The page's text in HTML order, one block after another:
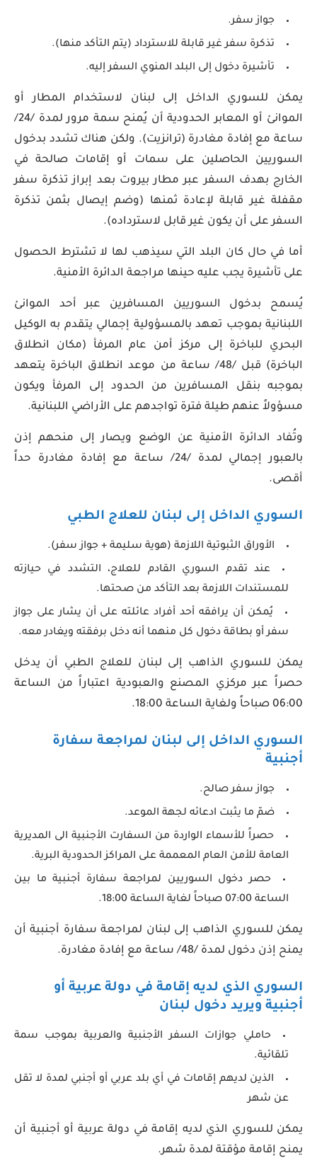
جواز سفر.
تذكرة سفر غير قابلة للاسترداد (يتم التأكد منها).
تأشيرة دخول إلى البلد المنوي السفر إليه.
يمكن للسوري الداخل إلى لبنان لاستخدام المطار أو
الموانئ أو المعابر الحدودية أن يُمنح سمة مرور لمدة /24/
ساعة مع إفادة مغادرة (ترانزيت). ولكن هناك تشدد بدخول
السوريين الحاصلين على سمات أو إقامات صالحة في
الخارج بهدف السفر عبر مطار بيروت بعد إبراز تذكرة سفر
مقفلة غير قابلة لإعادة ثمنها (وضم إيصال بثمن تذكرة
السفر على أن يكون غير قابل لاسترداده).
أما في حال كان البلد التي سيذهب لها لا تشترط الحصول
على تأشيرة يجب عليه حينها مراجعة الدائرة الأمنية.
يُسمح بدخول السوريين المسافرين عبر أحد الموانئ
اللبنانية بموجب تعهد بالمسؤولية إجمالي يتقدم به الوكيل
البحري للباخرة إلى مركز أمن عام المرفأ (مكان انطلاق
الباخرة) قبل /48/ ساعة من موعد انطلاق الباخرة يتعهد
بموجبه بنقل المسافرين من الحدود إلى المرفأ ويكون
مسؤولاً عنهم طيلة فترة تواجدهم على الأراضي اللبنانية.
وتُفاد الدائرة الأمنية عن الوضع ويصار إلى منحهم إذن
بالعبور إجمالي لمدة /24/ ساعة مع إفادة مغادرة حداً
أقصى.
السوري الداخل إلى لبنان للعلاج الطبي
الأوراق الثبوتية اللازمة (هوية سليمة + جواز سفر).
عند تقدم السوري القادم للعلاج، التشدد في حيازته
للمستندات اللازمة بعد التأكد من صحتها.
يُمكن أن يرافقه أحد أفراد عائلته على أن يشار على جواز
سفر أو بطاقة دخول كل منهما أنه دخل برفقته ويغادر معه.
يمكن للسوري الذاهب إلى لبنان للعلاج الطبي أن يدخل
حصراً عبر مركزي المصنع والعبودية اعتباراً من الساعة
06:00 صباحاً ولغاية الساعة 18:00.
السوري الداخل إلى لبنان لمراجعة سفارة
أجنبية
جواز سفر صالح.
ضمّ ما يثبت ادعائه لجهة الموعد.
حصراً للأسماء الواردة من السفارت الأجنبية الى المديرية
العامة للأمن العام المعممة على المراكز الحدودية البرية.
حصر دخول السوريين لمراجعة سفارة أجنبية ما بين
الساعة 07:00 صباحاً لغاية الساعة 18:00.
يمكن للسوري الذاهب إلى لبنان لمراجعة سفارة أجنبية أن
يمنح إذن دخول لمدة /48/ ساعة مع إفادة مغادرة.
السوري الذي لديه إقامة في دولة عربية أو
أجنبية ويريد دخول لبنان
حاملي جوازات السفر الأجنبية والعربية بموجب سمة
تلقائية.
الذين لديهم إقامات في أي بلد عربي أو أجنبي لمدة لا تقل
عن شهر
يمكن للسوري الذي لديه إقامة في دولة عربية أو أجنبية أن
يمنح إقامة مؤقتة لمدة شهر.